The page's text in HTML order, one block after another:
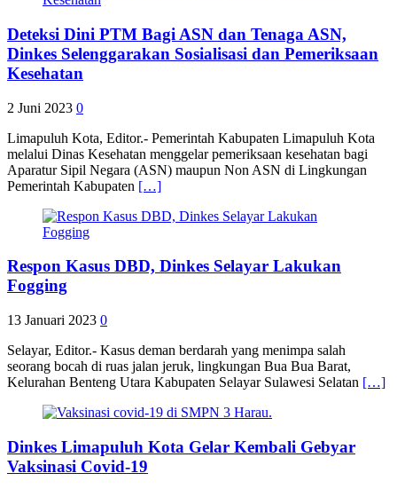
Deteksi Dini PTM Bagi ASN dan Tenaga ASN,
Dinkes Selenggarakan Sosialisasi dan Pemeriksaan
Kesehatan
2 Juni 2023 0
Limapuluh Kota, Editor.- Pemerintah Kabupaten Limapuluh Kota
melalui Dinas Kesehatan menggelar pemeriksaan kesehatan bagi
Aparatur Sipil Negara (ASN) maupun Non ASN di Lingkungan
Pemerintah Kabupaten […]
Respon Kasus DBD, Dinkes Selayar Lakukan
Fogging
13 Januari 2023 0
Selayar, Editor.- Kasus deman berdarah yang menimpa salah
seorang bocah di ruas jalan jeruk, lingkungan Bua Bua Barat,
Kelurahan Benteng Utara Kabupaten Selayar Sulawesi Selatan […]
Dinkes Limapuluh Kota Gelar Kembali Gebyar
Vaksinasi Covid-19